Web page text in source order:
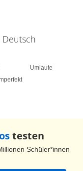
Umlaute
testen
Schüler*innen